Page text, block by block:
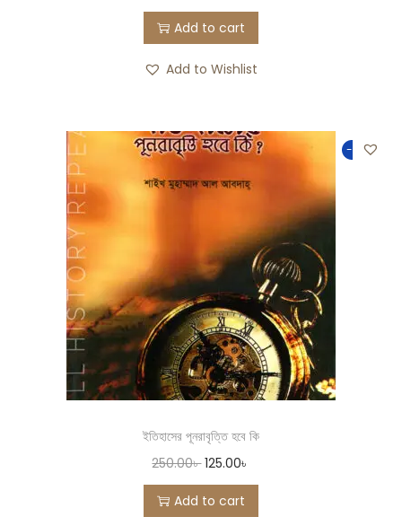
Add to cart
Add to Wishlist
-50%
ইতিহাসের পূনরাবৃত্তি হবে কি
250.00৳ 125.00৳
Add to cart